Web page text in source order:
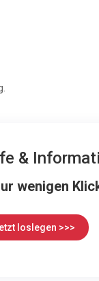
&
wenigen
loslegen >>>